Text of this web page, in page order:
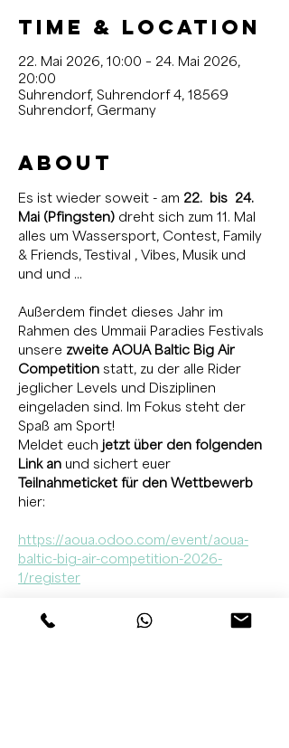
Time & Location
22. Mai 2026, 10:00 – 24. Mai 2026,
20:00
Suhrendorf, Suhrendorf 4, 18569
Suhrendorf, Germany
About
Es ist wieder soweit - am 22.  bis  24.
Mai (Pfingsten) dreht sich zum 11. Mal
alles um Wassersport, Contest, Family
& Friends, Testival , Vibes, Musik und
und und ...
Außerdem findet dieses Jahr im
Rahmen des Ummaii Paradies Festivals
unsere zweite AOUA Baltic Big Air
Competition statt, zu der alle Rider
jeglicher Levels und Disziplinen
eingeladen sind. Im Fokus steht der
Spaß am Sport!
Meldet euch jetzt über den folgenden
Link an und sichert euer
Teilnahmeticket für den Wettbewerb
hier:
https://aoua.odoo.com/event/aoua-
baltic-big-air-competition-2026-
1/register
Bucht euch außerdem rechtzeitig im